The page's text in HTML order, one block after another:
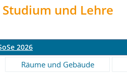
und Lehre
2026
Räume und Gebäude